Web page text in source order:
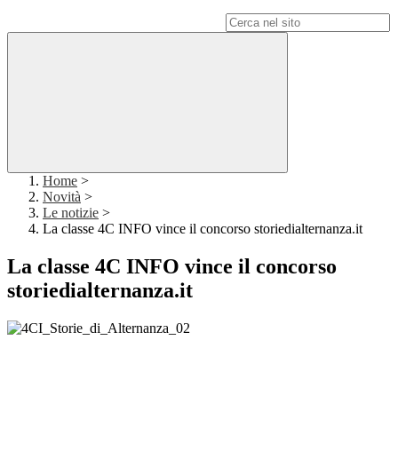
Home >
Novità >
Le notizie >
La classe 4C INFO vince il concorso storiedialternanza.it
La classe 4C INFO vince il concorso
storiedialternanza.it